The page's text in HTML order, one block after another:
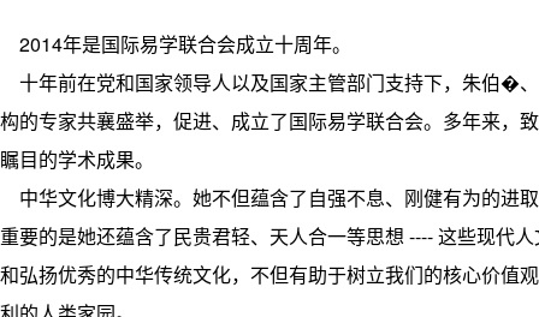
2014年是国际易学联合会成立十周年。
十年前在党和国家领导人以及国家主管部门支持下，朱伯�
构的专家共襄盛举，促进、成立了国际易学联合会。多年来，
瞩目的学术成果。
中华文化博大精深。她不但蕴含了自强不息、刚健有为的进
重要的是她还蕴含了民贵君轻、天人合一等思想 ---- 这些现代
和弘扬优秀的中华传统文化，不但有助于树立我们的核心价值